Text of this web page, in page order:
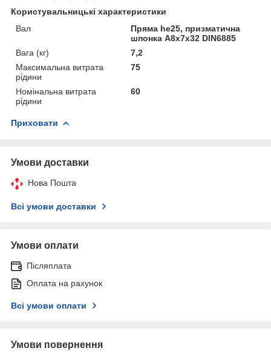
Користувальницькі характеристики
Вал
Пряма he25, призматична
шпонка A8x7x32 DIN6885
Вага (кг)
7,2
Максимальна витрата
рідини
75
Номінальна витрата
рідини
60
Приховати
Умови доставки
Нова Пошта
Всі умови доставки
Умови оплати
Післяплата
Оплата на рахунок
Всі умови оплати
Умови повернення